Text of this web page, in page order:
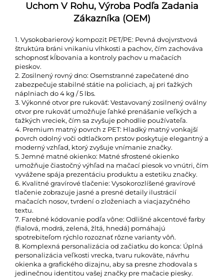
Uchom V Rohu, Výroba Podľa Zadania
Zákazníka (OEM)
1. Vysokobarierový kompozit PET/PE: Pevná dvojvrstvová
štruktúra bráni vnikaniu vlhkosti a pachov, čím zachováva
schopnosť kĺbovania a kontroly pachov u mačacích
pieskov.
2. Zosilnený rovný dno: Osemstranné zapečatené dno
zabezpečuje stabilné státie na policiach, aj pri ťažkých
náplniach do 4 kg / 5 lbs.
3. Výkonné otvor pre rukoväť: Vestavovaný zosilnený oválny
otvor pre rukoväť umožňuje ľahké prenášanie veľkých a
ťažkých vreciek, čím sa zvyšuje pohodlie používateľa.
4. Premium matný povrch z PET: Hladký matný vonkajší
povrch odolný voči odtlačkom prstov poskytuje elegantný a
moderný vzhľad, ktorý zvyšuje vnímanie značky.
5. Jemné matné okienko: Matné sfrostené okienko
umožňuje čiastočný výhľad na mačací piesok vo vnútri, čím
vyvážene spája prezentáciu produktu a estetiku značky.
6. Kvalitné gravírové tlačenie: Vysokorozlíšené gravírové
tlačenie zobrazuje jasné a presné detaily ilustrácií
mačacích nosov, tvrdení o zloženiach a viacjazyčného
textu.
7. Farebné kódovanie podľa vône: Odlišné akcentové farby
(fialová, modrá, zelená, žltá, hnedá) pomáhajú
spotrebiteľom rýchlo rozoznať rôzne varianty vôň.
8. Komplexná personalizácia od začiatku do konca: Úplná
personalizácia veľkosti vrecka, tvaru rukoväte, návrhu
okienka a grafického dizajnu, aby sa presne zhodovala s
jedinečnou identitou vašej značky pre mačacie piesky.